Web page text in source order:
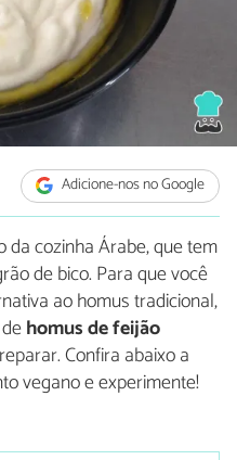
Adicione-nos no Google
da cozinha Árabe, que tem
de bico. Para que você
ao homus tradicional,
homus de feijão
Confira abaixo a
vegano e experimente!